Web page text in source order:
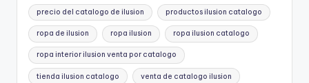
precio del catalogo de ilusion productos ilusion catalogo
ropa de ilusion ropa ilusion ropa ilusion catalogo
ropa interior ilusion venta por catalogo
tienda ilusion catalogo venta de catalogo ilusion